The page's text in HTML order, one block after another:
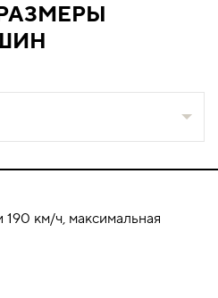
190 км/ч, максимальная